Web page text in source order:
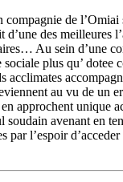
compagnie de l’Omiai
d’une des meilleures
Au sein d’une
plus qu’ dotee
acclimates
au vu de un
approchent unique
soudain avenant en
par l’espoir